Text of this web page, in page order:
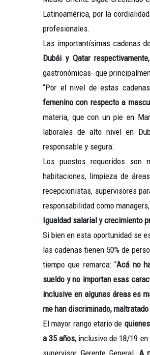
Latinoamérica, por la
profesionales.
Las importantísimas cadenas
Dubái y Qatar
gastronómicas- que
“Por el nivel de estas
femenino con respecto a
materia, que con un pie en
laborales de alto nivel en
responsable y segura.
Los puestos requeridos son
habitaciones, limpieza de
recepcionistas, supervisores
responsabilidad como
Igualdad salarial y crecimiento
Si bien en esta oportunidad se
las cadenas tienen 50% de
tiempo que remarca: “Acá no
sueldo y no importan esas
inclusive en algunas áreas es
me han discriminado,
El mayor rango etario de
a 35 años, inclusive de 18/19